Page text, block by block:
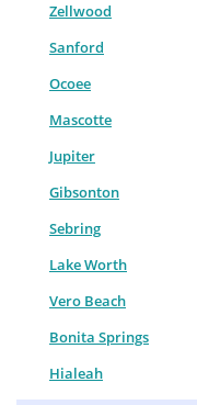
Zellwood
Sanford
Ocoee
Mascotte
Jupiter
Gibsonton
Sebring
Lake Worth
Vero Beach
Bonita Springs
Hialeah